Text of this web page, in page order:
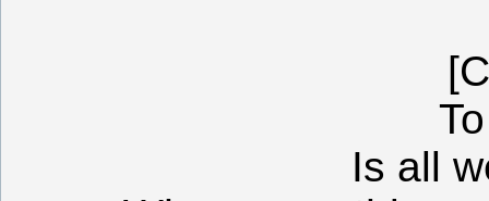
Is all